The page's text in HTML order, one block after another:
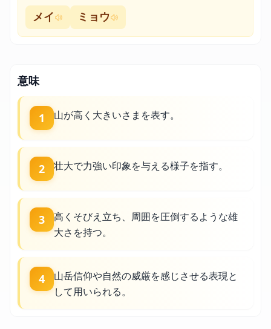
メイ ミョウ
意味
1 山が高く大きいさまを表す。
2 壮大で力強い印象を与える様子を指す。
3
高くそびえ立ち、周囲を圧倒するような雄
大さを持つ。
4
山岳信仰や自然の威厳を感じさせる表現と
して用いられる。